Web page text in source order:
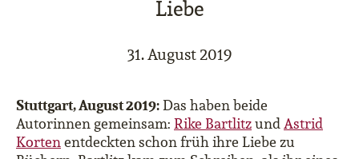
Liebe
31. August 2019
Stuttgart, August 2019:Das haben beide
Autorinnen gemeinsam: Rike BartlitzundAstrid
Kortenentdeckten schon früh ihre Liebe zu